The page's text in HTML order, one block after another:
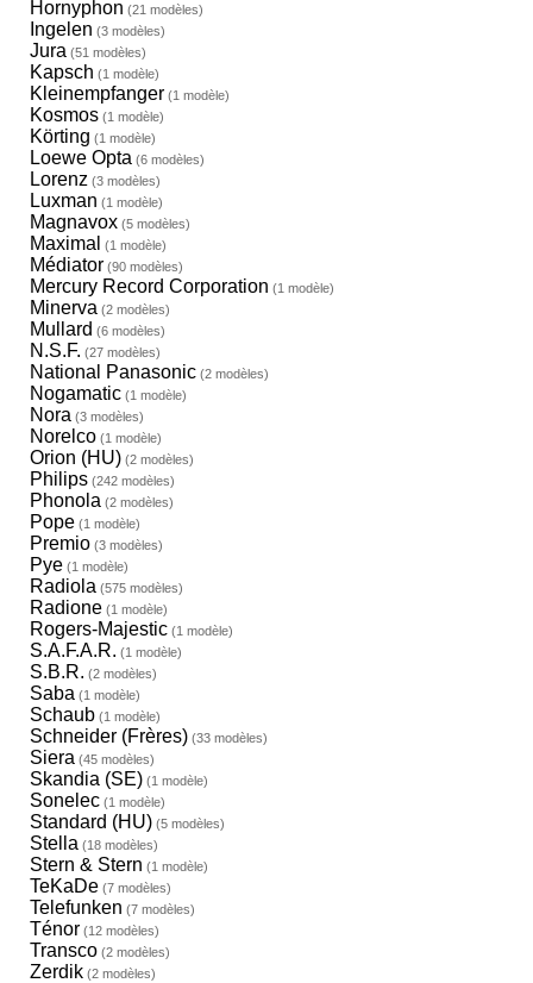
Hornyphon (21 modèles)
Ingelen (3 modèles)
Jura (51 modèles)
Kapsch (1 modèle)
Kleinempfanger (1 modèle)
Kosmos (1 modèle)
Körting (1 modèle)
Loewe Opta (6 modèles)
Lorenz (3 modèles)
Luxman (1 modèle)
Magnavox (5 modèles)
Maximal (1 modèle)
Médiator (90 modèles)
Mercury Record Corporation (1 modèle)
Minerva (2 modèles)
Mullard (6 modèles)
N.S.F. (27 modèles)
National Panasonic (2 modèles)
Nogamatic (1 modèle)
Nora (3 modèles)
Norelco (1 modèle)
Orion (HU) (2 modèles)
Philips (242 modèles)
Phonola (2 modèles)
Pope (1 modèle)
Premio (3 modèles)
Pye (1 modèle)
Radiola (575 modèles)
Radione (1 modèle)
Rogers-Majestic (1 modèle)
S.A.F.A.R. (1 modèle)
S.B.R. (2 modèles)
Saba (1 modèle)
Schaub (1 modèle)
Schneider (Frères) (33 modèles)
Siera (45 modèles)
Skandia (SE) (1 modèle)
Sonelec (1 modèle)
Standard (HU) (5 modèles)
Stella (18 modèles)
Stern & Stern (1 modèle)
TeKaDe (7 modèles)
Telefunken (7 modèles)
Ténor (12 modèles)
Transco (2 modèles)
Zerdik (2 modèles)